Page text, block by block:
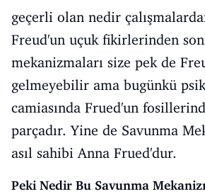
geçerli olan nedir
Freud'un uçuk fikirlerinden
mekanizmaları size pek de
gelmeyebilir ama bugünkü
camiasında Frued'un
parçadır. Yine de Savunma
asıl sahibi Anna Frued'dur.
Peki Nedir Bu Savunma